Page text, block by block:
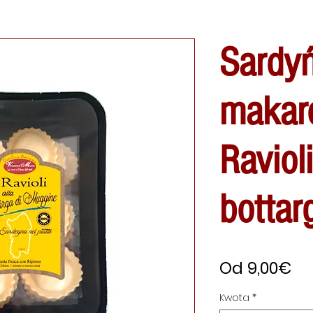
Od 9,00€
Kwota *